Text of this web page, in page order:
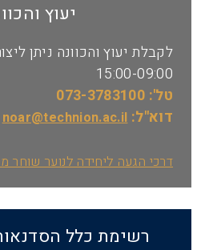
יעוץ
לקבלת יעוץ והכוונה ניתן
15:00-09:00
טל': 073-3783100
דוא"ל:noar@technion.ac.il
דרכי הגעה ליחידה לנוער שוחר
רשימת כלל הסדנאות